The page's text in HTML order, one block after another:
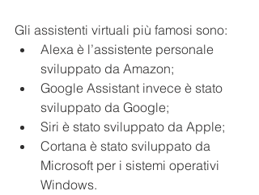
Gli assistenti virtuali più famosi sono:
Alexa è l’assistente personale
sviluppato da Amazon;
Google Assistant invece è stato
sviluppato da Google;
Siri è stato sviluppato da Apple;
Cortana è stato sviluppato da
Microsoft per i sistemi operativi
Windows.